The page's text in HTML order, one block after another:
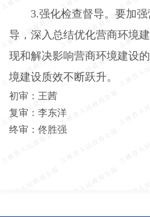
3.强化检查督导。要加
导，深入总结优化营商环境
现和解决影响营商环境建设
境建设质效不断跃升。
初审：王茜
复审：李东洋
终审：佟胜强